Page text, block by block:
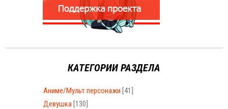
КАТЕГОРИИ РАЗДЕЛА
Аниме/Мульт персонажи [41]
Девушка [130]